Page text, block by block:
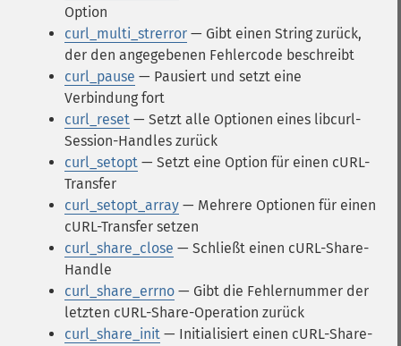
Option
curl_multi_strerror — Gibt einen String zurück,
der den angegebenen Fehlercode beschreibt
curl_pause — Pausiert und setzt eine
Verbindung fort
curl_reset — Setzt alle Optionen eines libcurl-
Session-Handles zurück
curl_setopt — Setzt eine Option für einen cURL-
Transfer
curl_setopt_array — Mehrere Optionen für einen
cURL-Transfer setzen
curl_share_close — Schließt einen cURL-Share-
Handle
curl_share_errno — Gibt die Fehlernummer der
letzten cURL-Share-Operation zurück
curl_share_init — Initialisiert einen cURL-Share-